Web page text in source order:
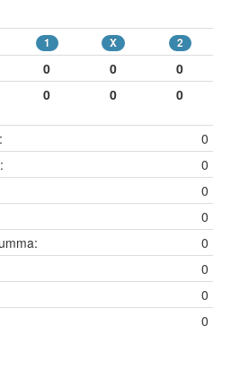
1 X 2
0 0
0
0 0 0
0
0
0
0
0
0
0
0